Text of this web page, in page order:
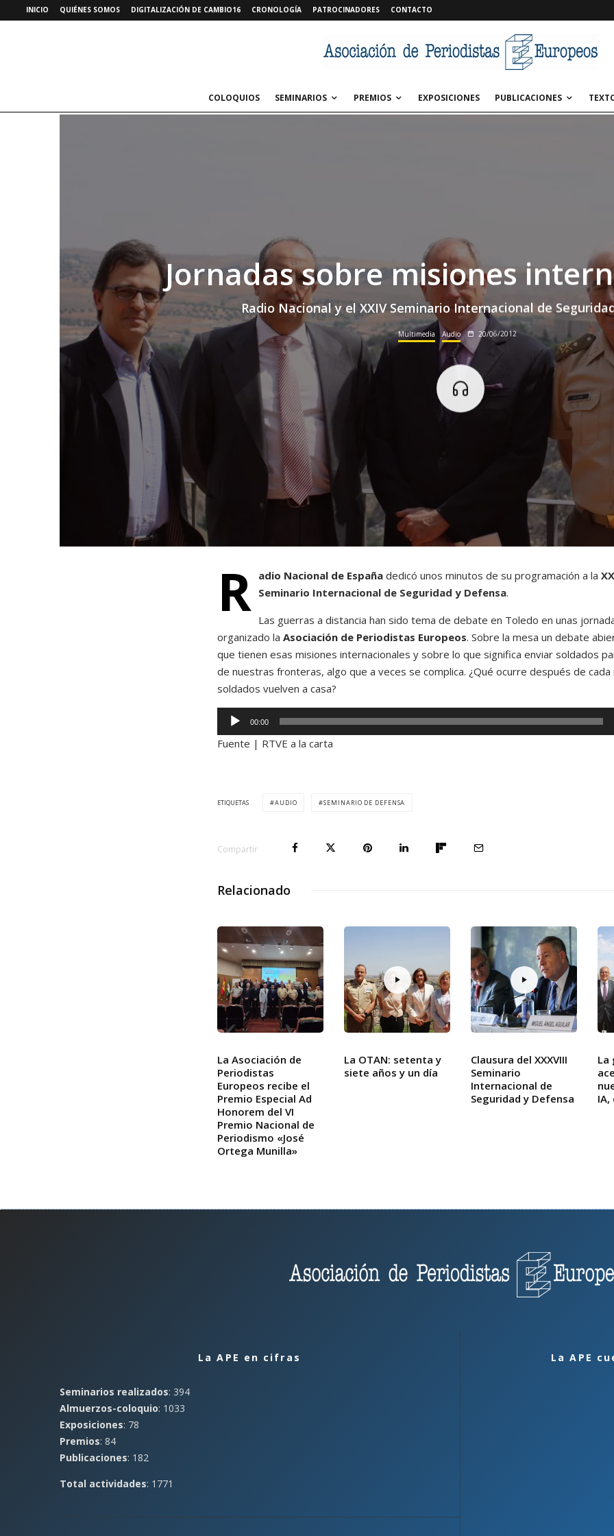
INICIO QUIÉNES SOMOS DIGITALIZACIÓN DE CAMBIO16 CRONOLOGÍA PATROCINADORES CONTACTO
COLOQUIOS SEMINARIOS PREMIOS EXPOSICIONES PUBLICACIONES
Jornadas sobre misiones
Radio Nacional y el XXIV Seminario Internacional de
Multimedia Audio 20/06/2012
R adio Nacional de España dedicó unos minutos de su programación a la
Seminario Internacional de Seguridad y Defensa.
Las guerras a distancia han sido tema de debate en Toledo en unas
organizado la Asociación de Periodistas Europeos. Sobre la mesa un debate
que tienen esas misiones internacionales y sobre lo que significa enviar soldados
de nuestras fronteras, algo que a veces se complica. ¿Qué ocurre después de cada
soldados vuelven a casa?
e
p
d
t
r
u
d
i
o
00:00
Fuente | RTVE a la carta
ETIQUETAS AUDIO SEMINARIO DE DEFENSA
Compartir
Relacionado
La Asociación de
Periodistas
Europeos recibe el
Premio Especial Ad
Honorem del VI
Premio Nacional de
Periodismo «José
Ortega Munilla»
La OTAN: setenta y
siete años y un día
Clausura del XXXVIII
Seminario
Internacional de
Seguridad y Defensa
La
IA,
La APE en cifras
Seminarios realizados: 394
Almuerzos-coloquio: 1033
Exposiciones: 78
Premios: 84
Publicaciones: 182
Total actividades: 1771
La APE